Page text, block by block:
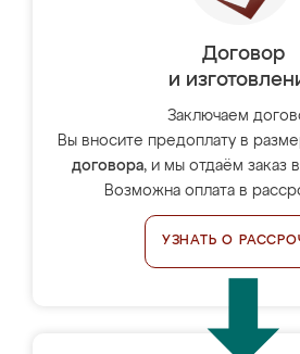
Договор
и
Заключаем
Вы вносите предоплату в
договора, и мы отдаём заказ
Возможна оплата в
УЗНАТЬ О